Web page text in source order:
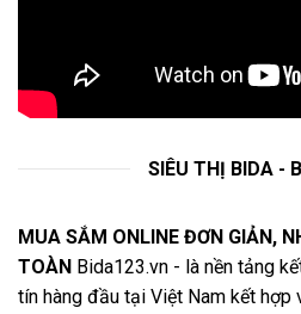
SIÊU THỊ BIDA -
MUA SẮM ONLINE ĐƠN GIẢN,
TOÀN Bida123.vn - là nền tảng
tín hàng đầu tại Việt Nam kết hợp